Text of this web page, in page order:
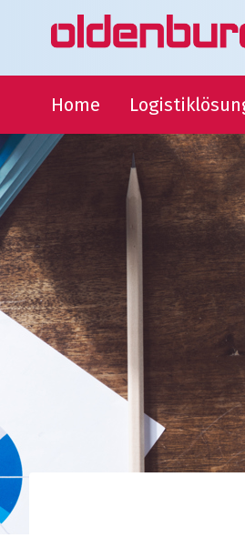
Home
Transport
Warehousing
Supply Chain
Ihr
Logistiklösung für